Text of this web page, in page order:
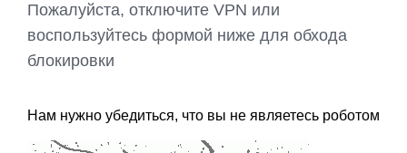
Пожалуйста, отключите VPN или
воспользуйтесь формой ниже для обхода
блокировки
Нам нужно убедиться, что вы не являетесь роботом